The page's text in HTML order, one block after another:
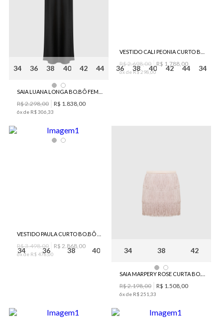
34 36 38 40 42 44
R$2.298,00 R$ 1 838 00
6x de R$306 33
36 38 40 42 44 34
R$2.698,00 R$ 1 788 00
6x deR$298,00
34 36 38 40
R$3.498,00 R$ 2.868,00
6x de R$ 478,00 34 38 42
R$2.198,00 R$ 1.508,00
6x de R$251 33